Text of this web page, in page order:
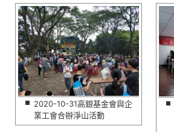
2020-10-31高銀基金會與企
業工會合辦淨山活動